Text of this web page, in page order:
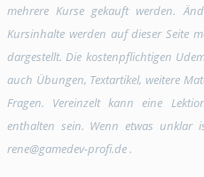
mehrere Kurse gekauft werden.
Kursinhalte werden auf dieser Seite
dargestellt. Die kostenpflichtigen
auch Übungen, Textartikel, weitere
Fragen. Vereinzelt kann eine
enthalten sein. Wenn etwas unklar
rene@gamedev-profi.de .